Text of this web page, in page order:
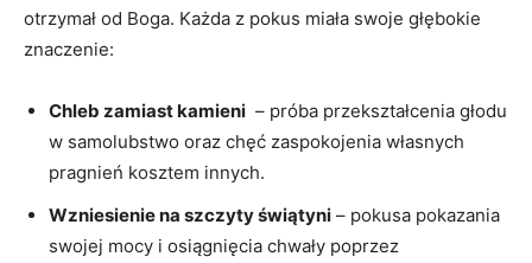
otrzymał od Boga. Każda z pokus miała swoje głębokie
znaczenie:
Chleb zamiast kamieni ⁣ – próba przekształcenia głodu
w samolubstwo‍ oraz⁣ chęć zaspokojenia własnych
pragnień kosztem innych.
Wzniesienie ⁤na szczyty świątyni – pokusa pokazania
swojej mocy i osiągnięcia chwały poprzez